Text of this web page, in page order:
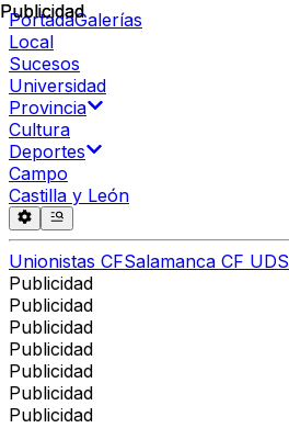
PortadaGalerías
Local
Sucesos
Universidad
Provincia
Cultura
Deportes
Campo
Castilla y León
Unionistas CFSalamanca CF UDS
Publicidad
Publicidad
Publicidad
Publicidad
Publicidad
Publicidad
Publicidad
Publicidad
Publicidad